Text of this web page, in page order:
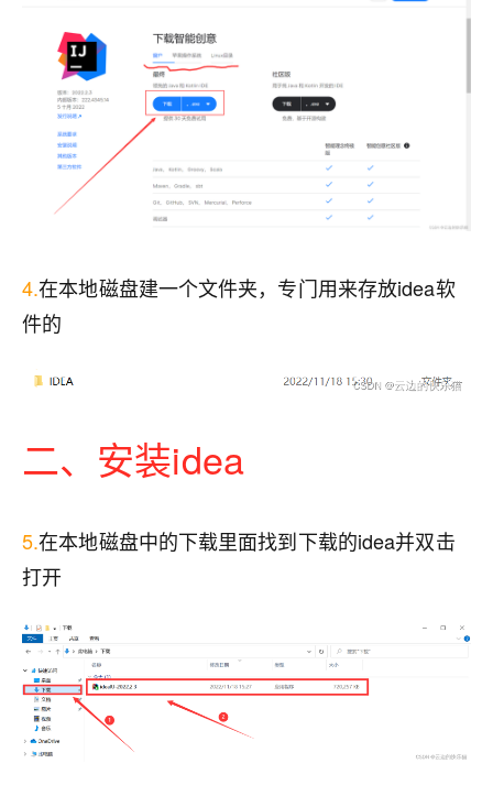
4.在本地磁盘建一个文件夹，专门用来存放idea软
件的
二、安装idea
5.在本地磁盘中的下载里面找到下载的idea并双击
打开